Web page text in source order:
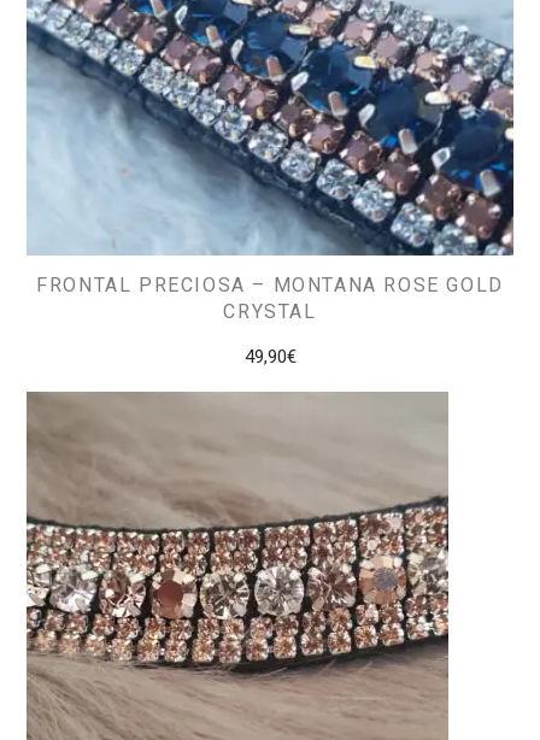
FRONTAL PRECIOSA – MONTANA ROSE GOLD
CRYSTAL
49,90€